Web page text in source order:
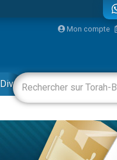
Mon compte
Divertissements Livres